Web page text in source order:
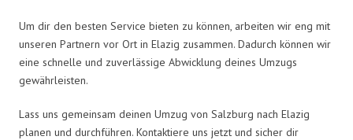
Um dir den besten Service bieten zu können, arbeiten wir eng mit
unseren Partnern vor Ort in Elazig zusammen. Dadurch können wir
eine schnelle und zuverlässige Abwicklung deines Umzugs
gewährleisten.
Lass uns gemeinsam deinen Umzug von Salzburg nach Elazig
planen und durchführen. Kontaktiere uns jetzt und sicher dir